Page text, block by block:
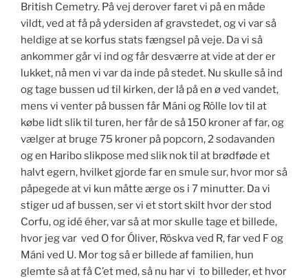
British Cemetry. På vej derover faret vi på en måde
vildt, ved at få på ydersiden af gravstedet, og vi var så
heldige at se korfus stats fængsel på veje. Da vi så
ankommer går vi ind og får desværre at vide at der er
lukket, nå men vi var da inde på stedet. Nu skulle så ind
og tage bussen ud til kirken, der lå på en ø ved vandet,
mens vi venter på bussen får Máni og Rölle lov til at
købe lidt slik til turen, her får de så 150 kroner af far, og
vælger at bruge 75 kroner på popcorn, 2 sodavanden
og en Haribo slikpose med slik nok til at brødføde et
halvt egern, hvilket gjorde far en smule sur, hvor mor så
påpegede at vi kun måtte ærge os i 7 minutter. Da vi
stiger ud af bussen, ser vi et stort skilt hvor der stod
Corfu, og idé éher, var så at mor skulle tage et billede,
hvor jeg var ved O for Óliver, Röskva ved R, far ved F og
Máni ved U. Mor tog så er billede af familien, hun
glemte så at få C’et med, så nu har vi to billeder, et hvor